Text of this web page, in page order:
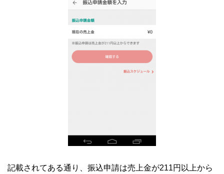
記載されてある通り、振込申請は売上金が211円以上から